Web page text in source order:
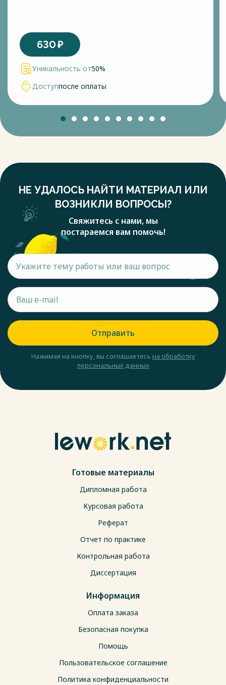
630₽
Уникальность от50%
Доступпосле оплаты
НЕ УДАЛОСЬ НАЙТИ МАТЕРИАЛ ИЛИ
ВОЗНИКЛИ ВОПРОСЫ?
Свяжитесь с нами, мы
постараемся вам помочь!
Отправить
Нажимая на кнопку, вы соглашаетесь на обработку
персональных данных
Готовые материалы
Дипломная работа
Курсовая работа
Реферат
Отчет по практике
Контрольная работа
Диссертация
Информация
Оплата заказа
Безопасная покупка
Помощь
Пользовательское соглашение
Политика конфиденциальности